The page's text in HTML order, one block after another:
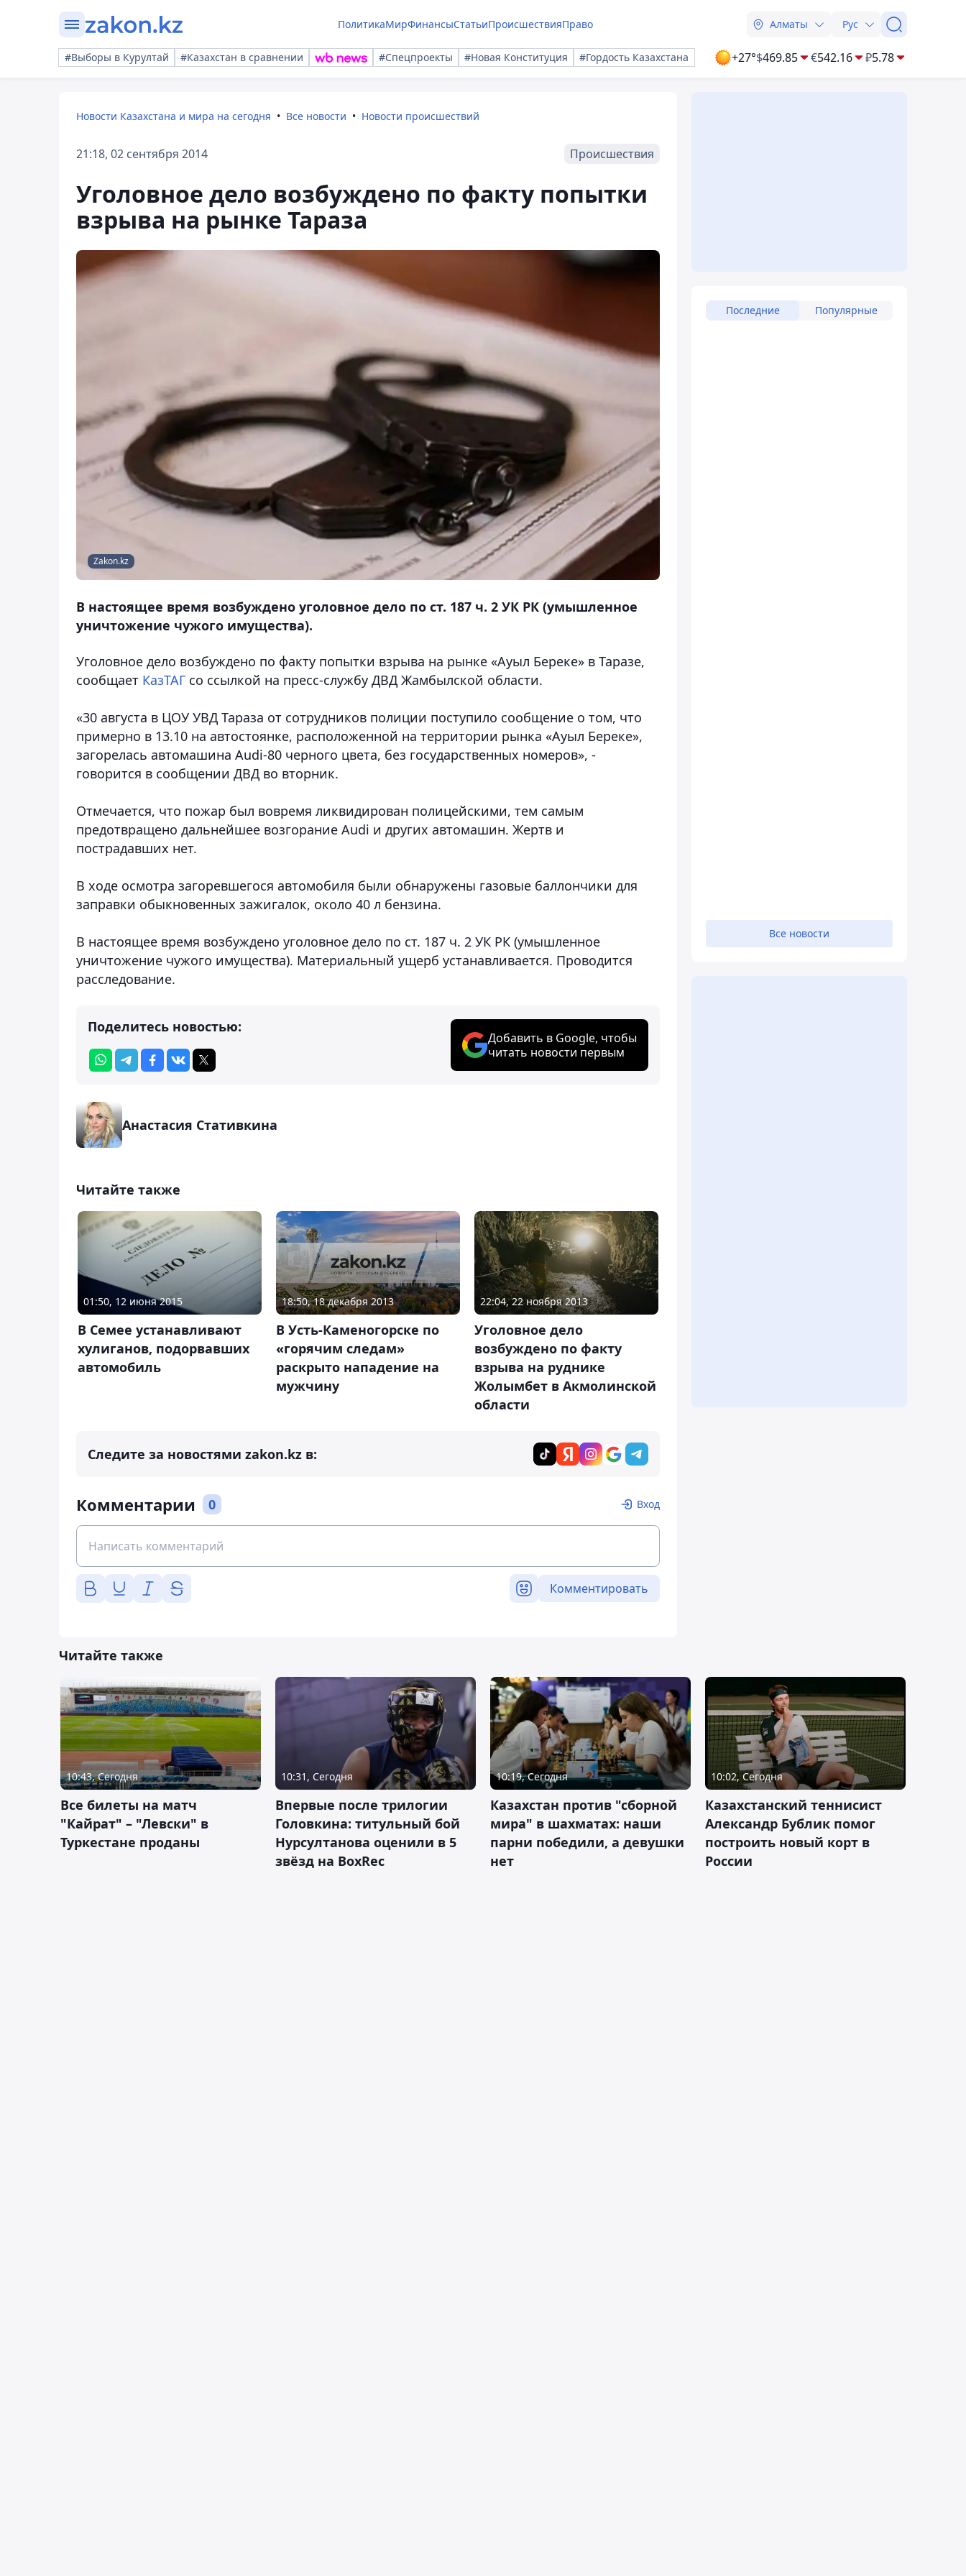
ПолитикаМирФинансыСтатьиПроисшествияПраво Алматы Рус
#Выборы в Курултай #Казахстан в сравнении #Спецпроекты #Новая Конституция #Гордость Казахстана +27°$469.85 €542.16 ₽5.78
Новости Казахстана и мира на сегодня Все новости Новости происшествий
21:18, 02 сентября 2014 Происшествия
Уголовное дело возбуждено по факту попытки
взрыва на рынке Тараза
Zakon.kz
В настоящее время возбуждено уголовное дело по ст. 187 ч. 2 УК РК (умышленное
уничтожение чужого имущества).
Уголовное дело возбуждено по факту попытки взрыва на рынке «Ауыл Береке» в Таразе,
сообщает КазТАГ со ссылкой на пресс-службу ДВД Жамбылской области.
«30 августа в ЦОУ УВД Тараза от сотрудников полиции поступило сообщение о том, что
примерно в 13.10 на автостоянке, расположенной на территории рынка «Ауыл Береке»,
загорелась автомашина Audi-80 черного цвета, без государственных номеров», -
говорится в сообщении ДВД во вторник.
Отмечается, что пожар был вовремя ликвидирован полицейскими, тем самым
предотвращено дальнейшее возгорание Audi и других автомашин. Жертв и
пострадавших нет.
В ходе осмотра загоревшегося автомобиля были обнаружены газовые баллончики для
заправки обыкновенных зажигалок, около 40 л бензина.
В настоящее время возбуждено уголовное дело по ст. 187 ч. 2 УК РК (умышленное
уничтожение чужого имущества). Материальный ущерб устанавливается. Проводится
расследование.
Поделитесь новостью:
Добавить в Google, чтобы
читать новости первым
Анастасия Стативкина
Читайте также
01:50, 12 июня 2015
В Семее устанавливают
хулиганов, подорвавших
автомобиль
18:50, 18 декабря 2013
В Усть-Каменогорске по
«горячим следам»
раскрыто нападение на
мужчину
22:04, 22 ноября 2013
Уголовное дело
возбуждено по факту
взрыва на руднике
Жолымбет в Акмолинской
области
Следите за новостями zakon.kz в:
Комментарии 0 Вход
Комментировать
Последние Популярные
Все новости
Читайте также
10:43, Сегодня
Все билеты на матч
"Кайрат" – "Левски" в
Туркестане проданы
10:31, Сегодня
Впервые после трилогии
Головкина: титульный бой
Нурсултанова оценили в 5
звёзд на BoxRec
10:19, Сегодня
Казахстан против "сборной
мира" в шахматах: наши
парни победили, а девушки
нет
10:02, Сегодня
Казахстанский теннисист
Александр Бублик помог
построить новый корт в
России